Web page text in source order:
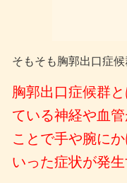
そもそも胸郭出口症
胸郭出口症候群
ている神経や血
ことで手や腕に
いった症状が発